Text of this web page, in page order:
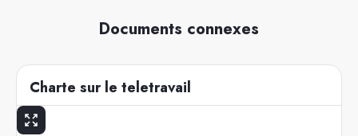
Documents connexes
Charte sur le teletravail